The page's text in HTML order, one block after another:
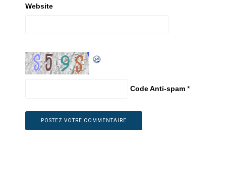
Website
Code Anti-spam *